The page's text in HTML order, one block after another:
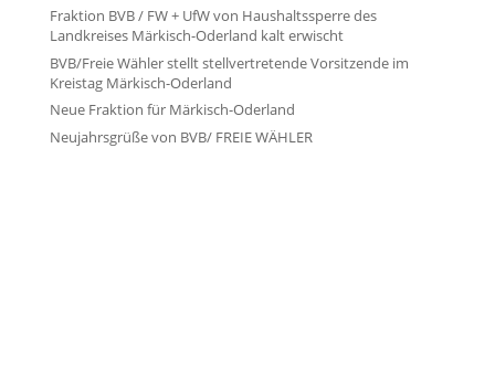
Fraktion BVB / FW + UfW von Haushaltssperre des
Landkreises Märkisch-Oderland kalt erwischt
BVB/Freie Wähler stellt stellvertretende Vorsitzende im
Kreistag Märkisch-Oderland
Neue Fraktion für Märkisch-Oderland
Neujahrsgrüße von BVB/ FREIE WÄHLER